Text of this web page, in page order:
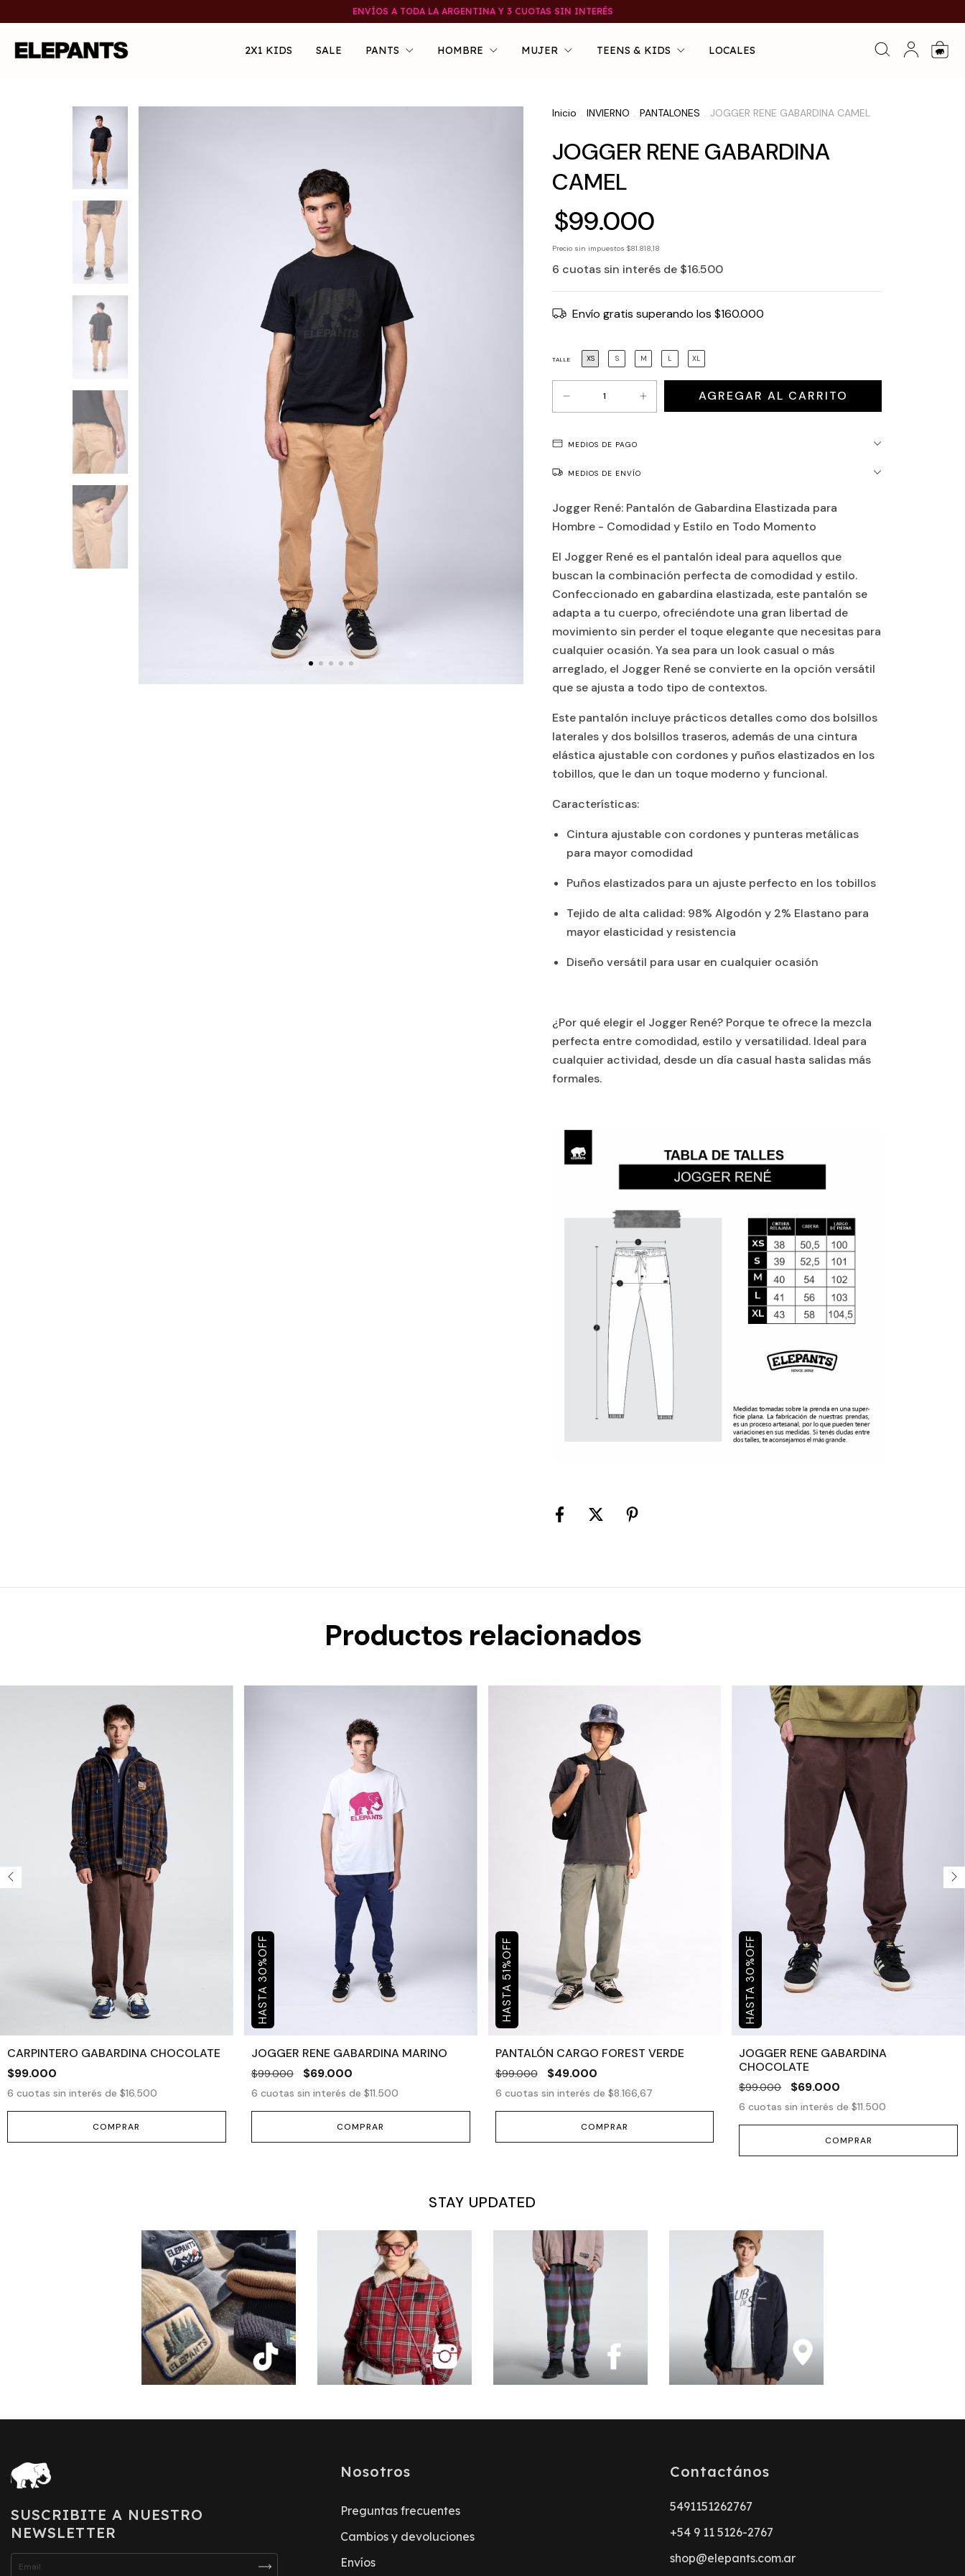
ENVÍOS A TODA LA ARGENTINA Y 3 CUOTAS SIN INTERÉS
2X1 KIDS SALE PANTS HOMBRE MUJER TEENS & KIDS LOCALES 0
Inicio INVIERNO PANTALONES JOGGER RENE GABARDINA CAMEL
JOGGER RENE GABARDINA
CAMEL
$99.000
6 cuotas sin interés de $16.500
Precio sin impuestos$81.818,18
Envío gratissuperando los$160.000
TALLE XS S M L XL
MEDIOS DE PAGO
MEDIOS DE ENVÍO
Jogger René: Pantalón de Gabardina Elastizada para
Hombre - Comodidad y Estilo en Todo Momento
El Jogger René es el pantalón ideal para aquellos que
buscan la combinación perfecta de comodidad y estilo.
Confeccionado en gabardina elastizada, este pantalón se
adapta a tu cuerpo, ofreciéndote una gran libertad de
movimiento sin perder el toque elegante que necesitas para
cualquier ocasión. Ya sea para un look casual o más
arreglado, el Jogger René se convierte en la opción versátil
que se ajusta a todo tipo de contextos.
Este pantalón incluye prácticos detalles como dos bolsillos
laterales y dos bolsillos traseros, además de una cintura
elástica ajustable con cordones y puños elastizados en los
tobillos, que le dan un toque moderno y funcional.
Características:
Cintura ajustable con cordones y punteras metálicas
para mayor comodidad
Puños elastizados para un ajuste perfecto en los tobillos
Tejido de alta calidad: 98% Algodón y 2% Elastano para
mayor elasticidad y resistencia
Diseño versátil para usar en cualquier ocasión
¿Por qué elegir el Jogger René? Porque te ofrece la mezcla
perfecta entre comodidad, estilo y versatilidad. Ideal para
cualquier actividad, desde un día casual hasta salidas más
formales.
Productos relacionados
CARPINTERO GABARDINA CHOCOLATE
$99.000
6 cuotas sin interés de $16.500
COMPRAR
30
%
OFF
JOGGER RENE GABARDINA MARINO
$99.000 $69.000
6 cuotas sin interés de $11.500
COMPRAR
51
%
OFF
PANTALÓN CARGO FOREST VERDE
$99.000 $49.000
6 cuotas sin interés de $8.166,67
COMPRAR
30
%
OFF
JOGGER RENE GABARDINA
CHOCOLATE
$99.000 $69.000
6 cuotas sin interés de$11.500
COMPRAR
STAY UPDATED
SUSCRIBITE A NUESTRO
NEWSLETTER
Nosotros
Preguntas frecuentes
Cambios y devoluciones
Envíos
Contactános
5491151262767
+54 9 11 5126-2767
shop@elepants.com.ar